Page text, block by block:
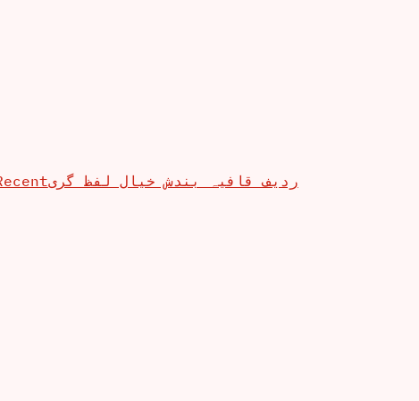
ردیف قافیہ بندش خیال لفظ گری